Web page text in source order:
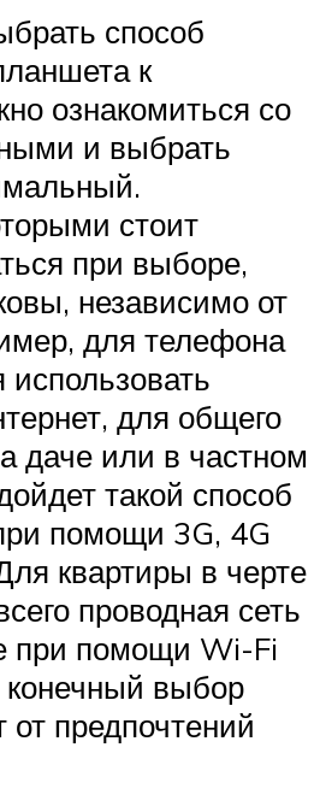
способ
к
ознакомиться со
и выбрать
стоит
при выборе,
независимо от
для телефона
использовать
для общего
даче или в частном
такой способ
помощи 3G, 4G
квартиры в черте
проводная сеть
при помощи Wi-Fi
конечный выбор
от предпочтений